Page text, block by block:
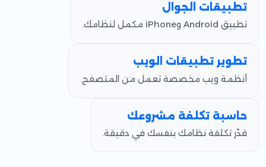
تطبيقات الجوال
تطبيق Android وiPhone مكمل لنظامك.
تطوير تطبيقات الويب
أنظمة ويب مخصصة تعمل من المتصفح.
حاسبة تكلفة مشروعك
قدّر تكلفة نظامك بنفسك في دقيقة.